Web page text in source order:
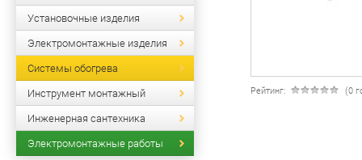
Установочные изделия
Электромонтажные изделия
Системы обогрева
Инструмент монтажный
Инженерная сантехника
Электромонтажные работы
Рейтинг: (0